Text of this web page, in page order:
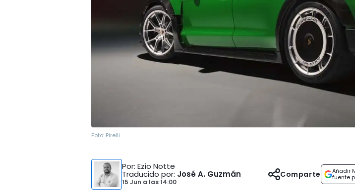
Foto: Pirelli
Por: Ezio Notte
Traducido por: José A. Guzmán
15 Jun a las14:00
Añadir
fuente
Comparte